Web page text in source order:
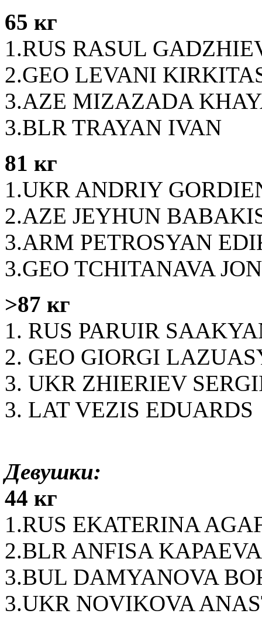
65 кг
1.RUS RASUL
2.GEO LEVANI
3.AZE MIZAZADA
3.BLR TRAYAN IVAN
81 кг
1.UKR ANDRIY
2.AZE JEYHUN
3.ARM PETROSYAN
3.GEO TCHITANAVA
>87 кг
1. RUS PARUIR
2. GEO GIORGI
3. UKR ZHIERIEV
3. LAT VEZIS
Девушки:
44 кг
1.RUS EKATERINA
2.BLR ANFISA KAPAEVA
3.BUL DAMYANOVA
3.UKR NOVIKOVA